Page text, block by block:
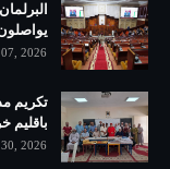
2026
تكريم
باقليم
30, 2026